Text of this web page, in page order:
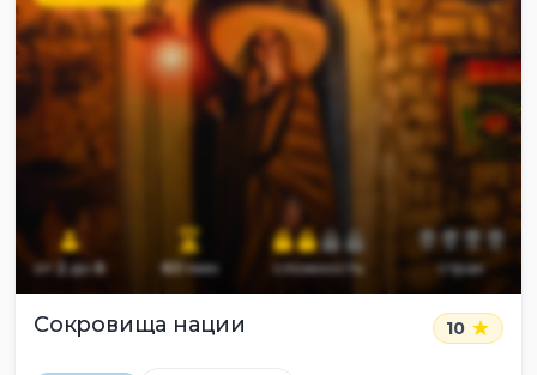
от 2до6 60мин сложность страх
Сокровища нации 10